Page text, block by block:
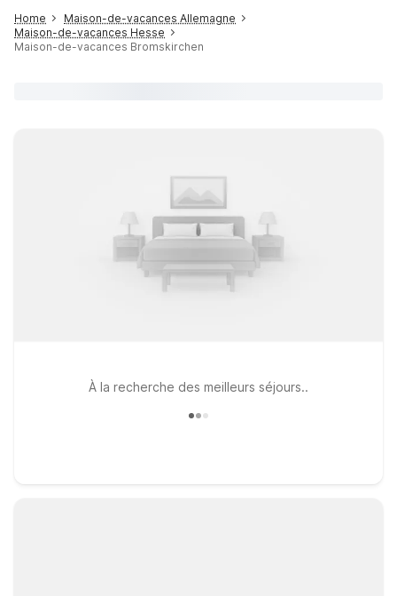
Home
Maison-de-vacances Allemagne
Maison-de-vacances Hesse
Maison-de-vacances Bromskirchen
À la recherche des meilleurs séjours..